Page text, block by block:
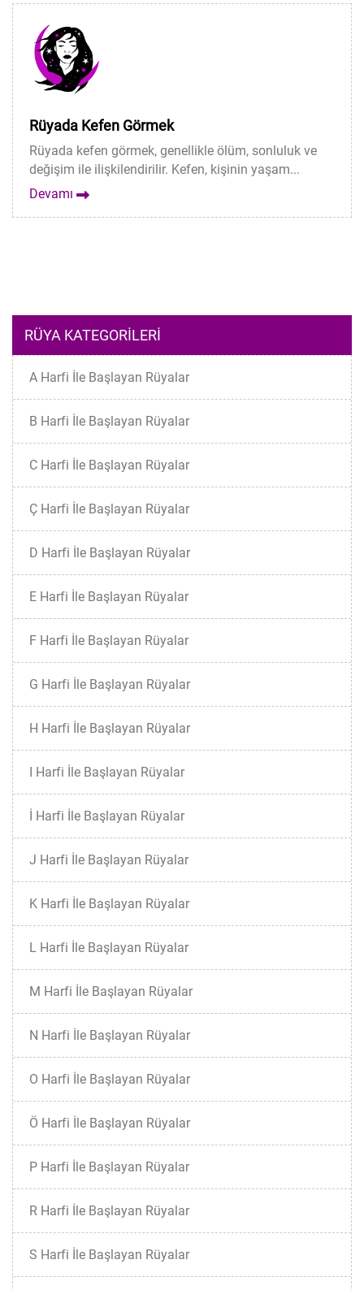
Rüyada Kefen Görmek
Rüyada kefen görmek, genellikle ölüm, sonluluk ve
değişim ile ilişkilendirilir. Kefen, kişinin yaşam...
Devamı
RÜYA KATEGORILERI
A Harfi İle Başlayan Rüyalar
B Harfi İle Başlayan Rüyalar
C Harfi İle Başlayan Rüyalar
Ç Harfi İle Başlayan Rüyalar
D Harfi İle Başlayan Rüyalar
E Harfi İle Başlayan Rüyalar
F Harfi İle Başlayan Rüyalar
G Harfi İle Başlayan Rüyalar
H Harfi İle Başlayan Rüyalar
I Harfi İle Başlayan Rüyalar
İ Harfi İle Başlayan Rüyalar
J Harfi İle Başlayan Rüyalar
K Harfi İle Başlayan Rüyalar
L Harfi İle Başlayan Rüyalar
M Harfi İle Başlayan Rüyalar
N Harfi İle Başlayan Rüyalar
O Harfi İle Başlayan Rüyalar
Ö Harfi İle Başlayan Rüyalar
P Harfi İle Başlayan Rüyalar
R Harfi İle Başlayan Rüyalar
S Harfi İle Başlayan Rüyalar